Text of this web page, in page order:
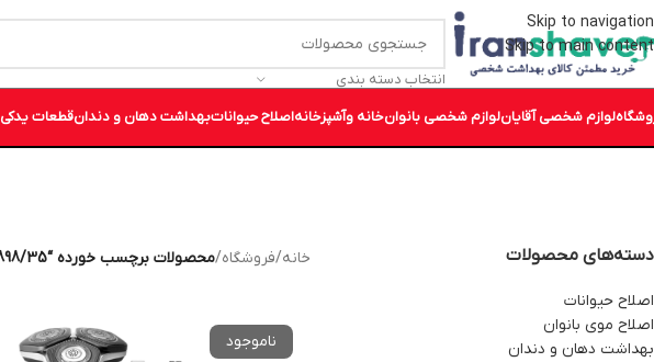
Skip to navigation
Skip to main content
انتخاب دسته بندی
لوازم شخصی آقایانلوازم شخصی بانوانخانه وآشپزخانهاصلاح حیواناتبهداشت دهان و دندانقطعات یدکی
دسته‌های محصولات
اصلاح حیوانات
اصلاح موی بانوان
بهداشت دهان و دندان
خانه/فروشگاه/محصولات برچسب خورده “S5898/35”